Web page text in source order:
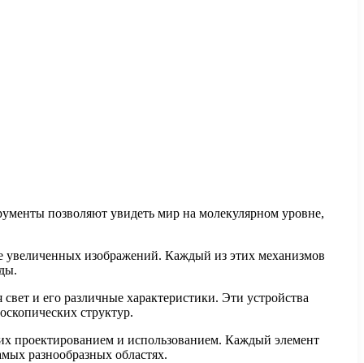
позволяют увидеть мир на молекулярном уровне,
изображений. Каждый из этих механизмов
и его различные характеристики. Эти устройства
структур.
проектированием и использованием. Каждый элемент
разнообразных областях.